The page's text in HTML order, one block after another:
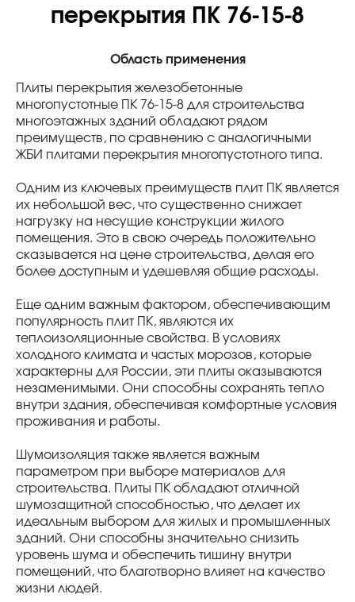
перекрытия ПК 76-15-8
Область применения
Плиты перекрытия железобетонные
многопустотные ПК 76-15-8 для строительства
многоэтажных зданий обладают рядом
преимуществ, по сравнению с аналогичными
ЖБИ плитами перекрытия многопустотного типа.
Одним из ключевых преимуществ плит ПК является
их небольшой вес, что существенно снижает
нагрузку на несущие конструкции жилого
помещения. Это в свою очередь положительно
сказывается на цене строительства, делая его
более доступным и удешевляя общие расходы.
Еще одним важным фактором, обеспечивающим
популярность плит ПК, являются их
теплоизоляционные свойства. В условиях
холодного климата и частых морозов, которые
характерны для России, эти плиты оказываются
незаменимыми. Они способны сохранять тепло
внутри здания, обеспечивая комфортные условия
проживания и работы.
Шумоизоляция также является важным
параметром при выборе материалов для
строительства. Плиты ПК обладают отличной
шумозащитной способностью, что делает их
идеальным выбором для жилых и промышленных
зданий. Они способны значительно снизить
уровень шума и обеспечить тишину внутри
помещений, что благотворно влияет на качество
жизни людей.